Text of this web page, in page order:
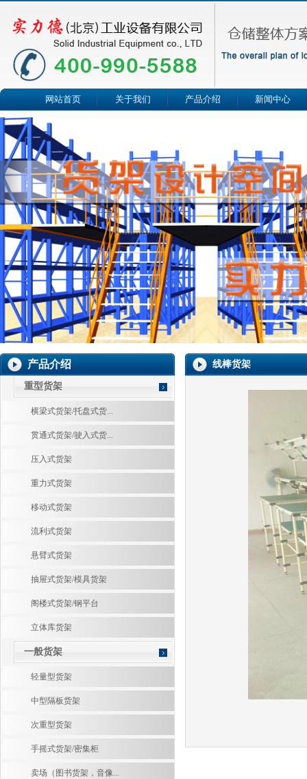
网站首页 关于我们 产品介绍 新闻中心
产品介绍
重型货架
横梁式货架/托盘式货...
贯通式货架/驶入式货...
压入式货架
重力式货架
移动式货架
流利式货架
悬臂式货架
抽屉式货架/模具货架
阁楼式货架/钢平台
立体库货架
一般货架
轻量型货架
中型隔板货架
次重型货架
手摇式货架/密集柜
卖场（图书货架，音像...
线棒货架